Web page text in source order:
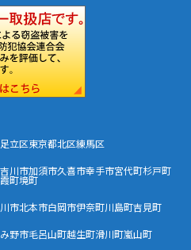
足立区東京都北区練馬区
吉川市加須市久喜市幸手市宮代町杉戸町
町境町
市北本市白岡市伊奈町川島町吉見町
野市毛呂山町越生町滑川町嵐山町